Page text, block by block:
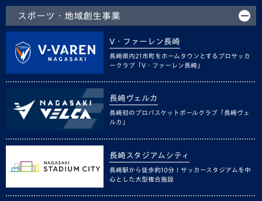
スポーツ・地域創生事業
V・ファーレン長崎
長崎県内21市町をホームタウンとするプロサッカ
ークラブ「V・ファーレン長崎」
長崎ヴェルカ
長崎初のプロバスケットボールクラブ「長崎ヴェ
ルカ」
長崎スタジアムシティ
長崎駅から徒歩約10分！サッカースタジアムを中
心とした大型複合施設